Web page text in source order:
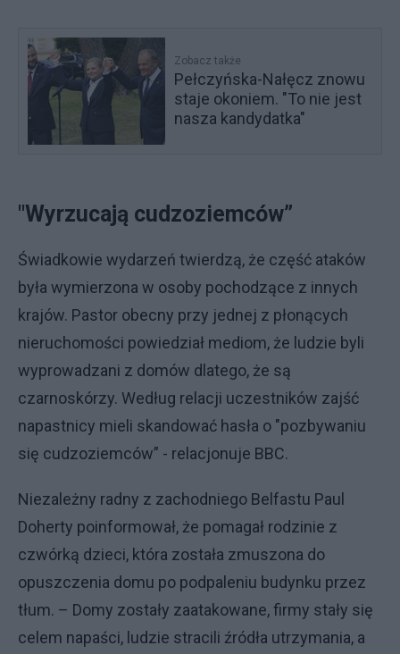
Zobacz także
Pełczyńska-Nałęcz znowu
staje okoniem. "To nie jest
nasza kandydatka"
"Wyrzucają cudzoziemców”
Świadkowie wydarzeń twierdzą, że część ataków
była wymierzona w osoby pochodzące z innych
krajów. Pastor obecny przy jednej z płonących
nieruchomości powiedział mediom, że ludzie byli
wyprowadzani z domów dlatego, że są
czarnoskórzy. Według relacji uczestników zajść
napastnicy mieli skandować hasła o "pozbywaniu
się cudzoziemców” - relacjonuje BBC.
Niezależny radny z zachodniego Belfastu Paul
Doherty poinformował, że pomagał rodzinie z
czwórką dzieci, która została zmuszona do
opuszczenia domu po podpaleniu budynku przez
tłum. – Domy zostały zaatakowane, firmy stały się
celem napaści, ludzie stracili źródła utrzymania, a